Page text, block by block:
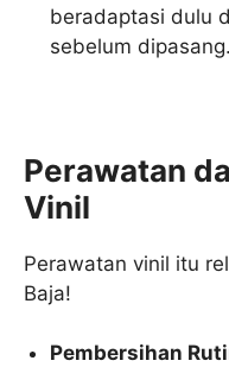
beradaptasi dulu
sebelum dipasang.
Perawatan
Vinil
Perawatan vinil itu
Baja!
Pembersihan